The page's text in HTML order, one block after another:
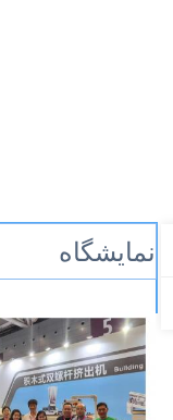
نمایشگاه